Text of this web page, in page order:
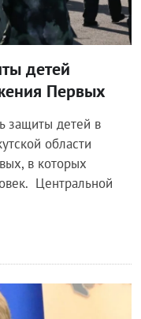
детей
Первых
защиты детей в
области
в которых
Центральной